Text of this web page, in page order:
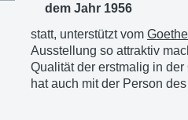
dem Jahr 1956
statt, unterstützt vom
Ausstellung so attraktiv
Qualität der erstmalig in
hat auch mit der Person